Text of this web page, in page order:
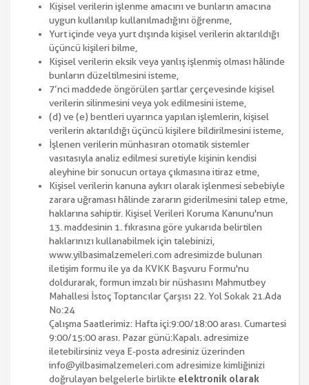
Kişisel verilerin işlenme amacını ve bunların amacına
uygun kullanılıp kullanılmadığını öğrenme,
Yurt içinde veya yurt dışında kişisel verilerin aktarıldığı
üçüncü kişileri bilme,
Kişisel verilerin eksik veya yanlış işlenmiş olması hâlinde
bunların düzeltilmesini isteme,
7’nci maddede öngörülen şartlar çerçevesinde kişisel
verilerin silinmesini veya yok edilmesini isteme,
(d) ve (e) bentleri uyarınca yapılan işlemlerin, kişisel
verilerin aktarıldığı üçüncü kişilere bildirilmesini isteme,
İşlenen verilerin münhasıran otomatik sistemler
vasıtasıyla analiz edilmesi suretiyle kişinin kendisi
aleyhine bir sonucun ortaya çıkmasına itiraz etme,
Kişisel verilerin kanuna aykırı olarak işlenmesi sebebiyle
zarara uğraması hâlinde zararın giderilmesini talep etme,
haklarına sahiptir. Kişisel Verileri Koruma Kanunu'nun
13. maddesinin 1. fıkrasına göre yukarıda belirtilen
haklarınızı kullanabilmek için talebinizi,
www.yilbasimalzemeleri.com adresimizde bulunan
iletişim formu ile ya da KVKK Başvuru Formu'nu
doldurarak, formun imzalı bir nüshasını Mahmutbey
Mahallesi İstoç Toptancılar Çarşısı 22. Yol Sokak 21.Ada
No:24
Çalışma Saatlerimiz: Hafta içi:9:00/18:00 arası. Cumartesi
9:00/15:00 arası. Pazar günü:Kapalı. adresimize
iletebilirsiniz veya E-posta adresiniz üzerinden
info@yilbasimalzemeleri.com adresimize kimliğinizi
doğrulayan belgelerle birlikte elektronik olarak